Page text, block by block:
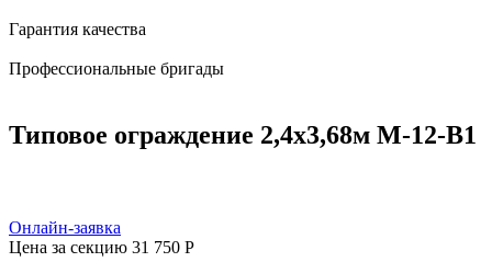
Гарантия качества
Профессиональные бригады
Типовое ограждение 2,4x3,68м М-12-В1
Онлайн-заявка
Цена за секцию 31 750 P